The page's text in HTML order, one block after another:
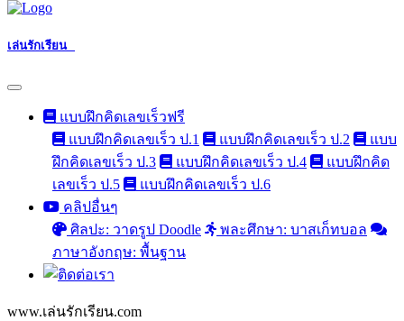
เล่นรักเรียน
แบบฝึกคิดเลขเร็วฟรี
แบบฝึกคิดเลขเร็ว ป.1
แบบฝึกคิดเลขเร็ว ป.2
แบบ
ฝึกคิดเลขเร็ว ป.3
แบบฝึกคิดเลขเร็ว ป.4
แบบฝึกคิด
เลขเร็ว ป.5
แบบฝึกคิดเลขเร็ว ป.6
คลิปอื่นๆ
ศิลปะ: วาดรูป Doodle
พละศึกษา: บาสเก็ทบอล
ภาษาอังกฤษ: พื้นฐาน
www.เล่นรักเรียน.com